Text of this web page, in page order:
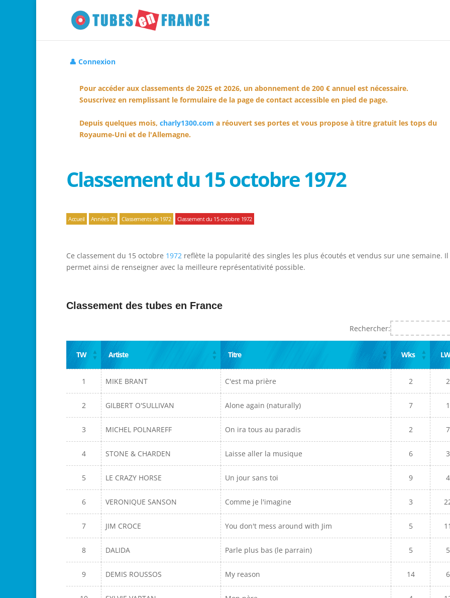
👤 Connexion
Pour accéder aux classements de 2025 et 2026, un abonnement de 200 € annuel est nécessaire.
Souscrivez en remplissant le formulaire de la page de contact accessible en pied de page.
Depuis quelques mois, charly1300.com a réouvert ses portes et vous propose à titre gratuit les tops du
Royaume-Uni et de l'Allemagne.
Classement du 15 octobre 1972
Accueil Années 70 Classements de 1972 Classement du 15 octobre 1972
Ce classement du 15 octobre 1972 reflète la popularité des singles les plus écoutés et vendus sur une semaine. Il
permet ainsi de renseigner avec la meilleure représentativité possible.
Classement des tubes en France
Rechercher:
TW Artiste Titre Wks LW
1 MIKE BRANT C'est ma prière 2 2
2 GILBERT O'SULLIVAN Alone again (naturally) 7 1
3 MICHEL POLNAREFF On ira tous au paradis 2 7
4 STONE & CHARDEN Laisse aller la musique 6 3
5 LE CRAZY HORSE Un jour sans toi 9 4
6 VERONIQUE SANSON Comme je l'imagine 3
7 JIM CROCE You don't mess around with Jim 5 11
8 DALIDA Parle plus bas (le parrain) 5 5
9 DEMIS ROUSSOS My reason 14 6